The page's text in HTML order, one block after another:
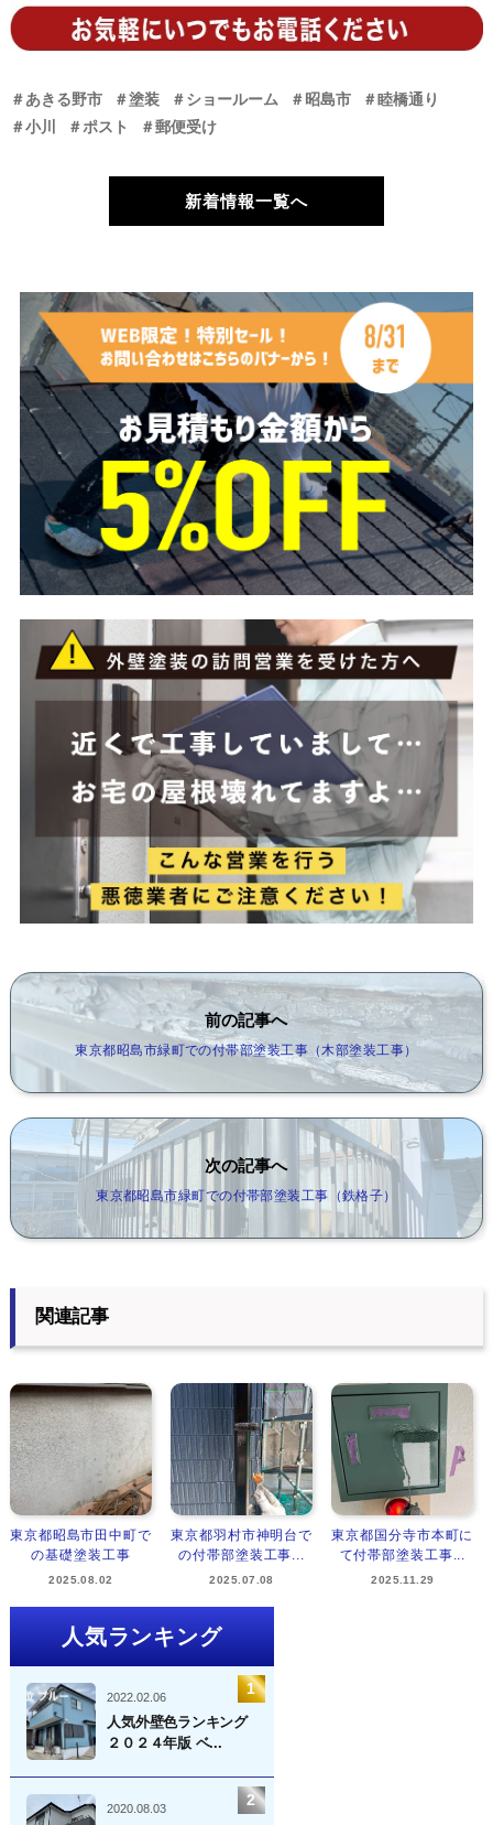
＃あきる野市 ＃塗装 ＃ショールーム ＃昭島市
＃睦橋通り
＃小川
＃ポスト ＃郵便受け
新着情報一覧へ
前の記事へ
東京都昭島市緑町での付帯部塗装工事（木部塗装工事）
次の記事へ
東京都昭島市緑町での付帯部塗装工事（鉄格子）
関連記事
東京都昭島市田中町で
の基礎塗装工事
2025.08.02
東京都羽村市神明台で
の付帯部塗装工事...
2025.07.08
東京都国分寺市本町に
て付帯部塗装工事...
2025.11.29
人気ランキング
2022.02.06
人気外壁色ランキング
２０２４年版 ベ...
2020.08.03